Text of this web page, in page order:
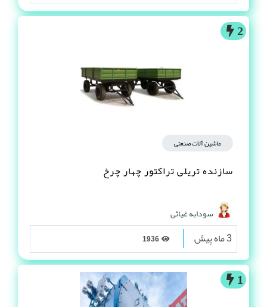
2
ماشین آلات صنعتی
سازنده تریلی تراکتور چهار چرخ
سودابه غیاثی
3 ماه پیش
1